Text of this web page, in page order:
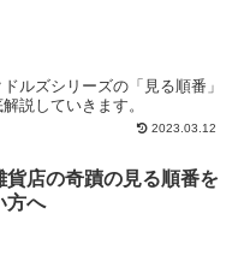
ルズシリーズの「見る順番」
説していきます。
2023.03.12
貨店の奇蹟の見る順番を
方へ